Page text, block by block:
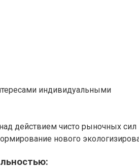
индивидуальными
действием чисто рыночных сил
нового